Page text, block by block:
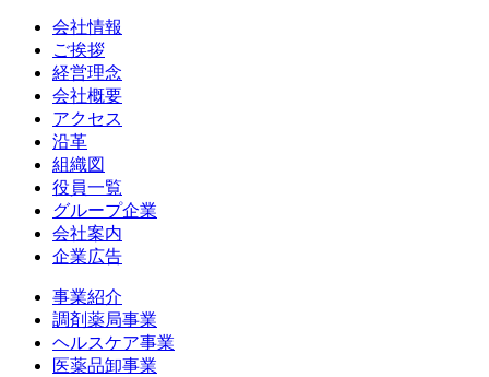
会社情報
ご挨拶
経営理念
会社概要
アクセス
沿革
組織図
役員一覧
グループ企業
会社案内
企業広告
事業紹介
調剤薬局事業
ヘルスケア事業
医薬品卸事業